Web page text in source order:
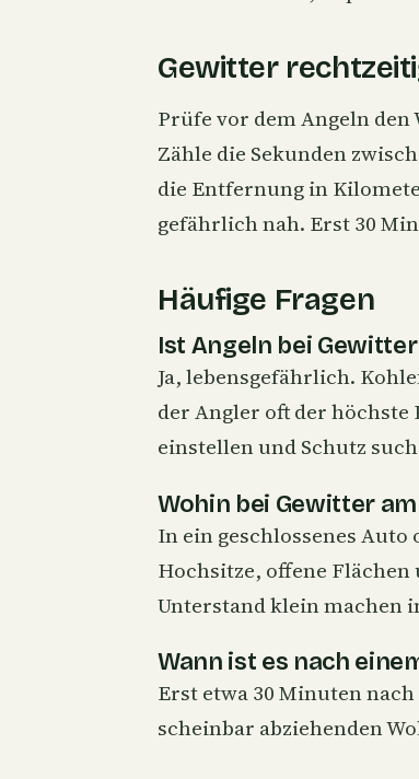
Gewitter
Prüfe vor dem Angeln
Zähle die Sekunden
die Entfernung in
gefährlich nah. Erst 30
Häufige Fragen
Ist Angeln bei
Ja, lebensgefährlich.
der Angler oft der
einstellen und Schutz
Wohin bei Gewitter am
In ein geschlossenes Auto
Hochsitze, offene Flächen
Unterstand klein machen
Wann ist es nach
Erst etwa 30 Minuten
scheinbar abziehenden